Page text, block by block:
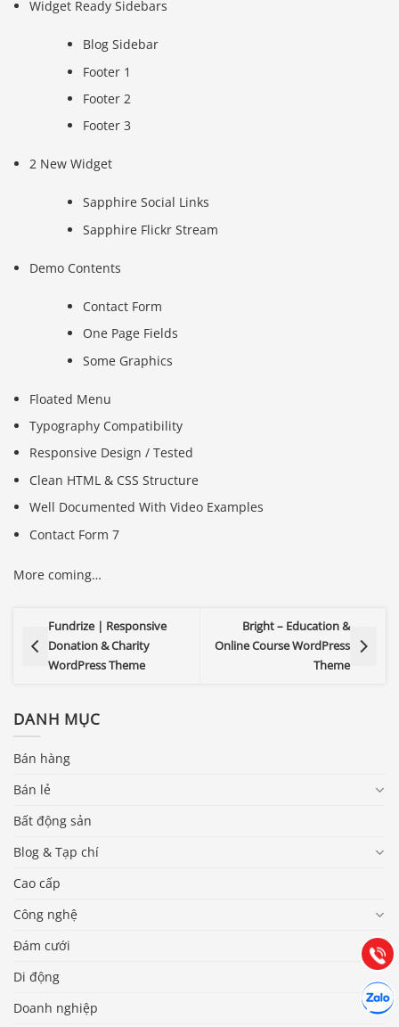
Widget Ready Sidebars
Blog Sidebar
Footer 1
Footer 2
Footer 3
2 New Widget
Sapphire Social Links
Sapphire Flickr Stream
Demo Contents
Contact Form
One Page Fields
Some Graphics
Floated Menu
Typography Compatibility
Responsive Design / Tested
Clean HTML & CSS Structure
Well Documented With Video Examples
Contact Form 7
More coming…
Fundrize | Responsive
Donation & Charity
WordPress Theme
Bright – Education &
Online Course WordPress
Theme
DANH MỤC
Bán hàng
Bán lẻ
Bất động sản
Blog & Tạp chí
Cao cấp
Công nghệ
Đám cưới
Di động
Doanh nghiệp
Gọi
Hướng dẫn & Hỗ trợ:
(028) 22.166.144
Chát